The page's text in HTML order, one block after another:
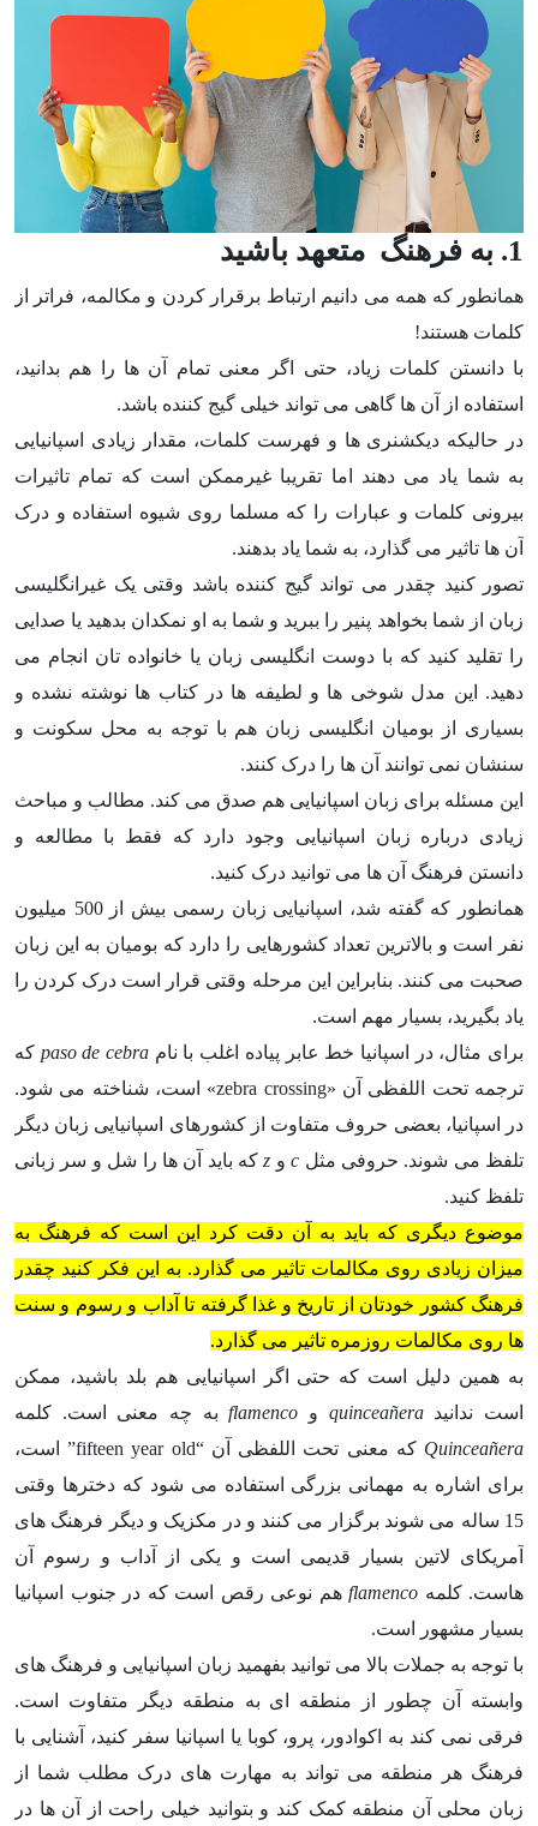
1. به فرهنگ متعهد باشید
همانطور که همه می دانیم ارتباط برقرار کردن و مکالمه، فراتر از
کلمات هستند!
با دانستن کلمات زیاد، حتی اگر معنی تمام آن ها را هم بدانید،
استفاده از آن ها گاهی می تواند خیلی گیج کننده باشد.
در حالیکه دیکشنری ها و فهرست کلمات، مقدار زیادی اسپانیایی
به شما یاد می دهند اما تقریبا غیرممکن است که تمام تاثیرات
بیرونی کلمات و عبارات را که مسلما روی شیوه استفاده و درک
آن ها تاثیر می گذارد، به شما یاد بدهند.
تصور کنید چقدر می تواند گیج کننده باشد وقتی یک غیرانگلیسی
زبان از شما بخواهد پنیر را ببرید و شما به او نمکدان بدهید یا صدایی
را تقلید کنید که با دوست انگلیسی زبان یا خانواده تان انجام می
دهید. این مدل شوخی ها و لطیفه ها در کتاب ها نوشته نشده و
بسیاری از بومیان انگلیسی زبان هم با توجه به محل سکونت و
سنشان نمی توانند آن ها را درک کنند.
این مسئله برای زبان اسپانیایی هم صدق می کند. مطالب و مباحث
زیادی درباره زبان اسپانیایی وجود دارد که فقط با مطالعه و
دانستن فرهنگ آن ها می توانید درک کنید.
همانطور که گفته شد، اسپانیایی زبان رسمی بیش از 500 میلیون
نفر است و بالاترین تعداد کشورهایی را دارد که بومیان به این زبان
صحبت می کنند. بنابراین این مرحله وقتی قرار است درک کردن را
یاد بگیرید، بسیار مهم است.
برای مثال، در اسپانیا خط عابر پیاده اغلب با نام paso de cebra که
ترجمه تحت اللفظی آن «zebra crossing» است، شناخته می شود.
در اسپانیا، بعضی حروف متفاوت از کشورهای اسپانیایی زبان دیگر
تلفظ می شوند. حروفی مثل c و z که باید آن ها را شل و سر زبانی
تلفظ کنید.
موضوع دیگری که باید به آن دقت کرد این است که فرهنگ به
میزان زیادی روی مکالمات تاثیر می گذارد. به این فکر کنید چقدر
فرهنگ کشور خودتان از تاریخ و غذا گرفته تا آداب و رسوم و سنت
ها روی مکالمات روزمره تاثیر می گذارد.
به همین دلیل است که حتی اگر اسپانیایی هم بلد باشید، ممکن
است ندانیدquinceañera و flamenco به چه معنی است. کلمه
Quinceañera
که معنی تحت اللفظی آن “fifteen year old” است،
برای اشاره به مهمانی بزرگی استفاده می شود که دخترها وقتی
15 ساله می شوند برگزار می کنند و در مکزیک و دیگر فرهنگ های
آمریکای لاتین بسیار قدیمی است و یکی از آداب و رسوم آن
هاست. کلمه flamenco هم نوعی رقص است که در جنوب اسپانیا
بسیار مشهور است.
با توجه به جملات بالا می توانید بفهمید زبان اسپانیایی و فرهنگ های
وابسته آن چطور از منطقه ای به منطقه دیگر متفاوت است.
فرقی نمی کند به اکوادور، پرو، کوبا یا اسپانیا سفر کنید، آشنایی با
فرهنگ هر منطقه می تواند به مهارت های درک مطلب شما از
زبان محلی آن منطقه کمک کند و بتوانید خیلی راحت از آن ها در